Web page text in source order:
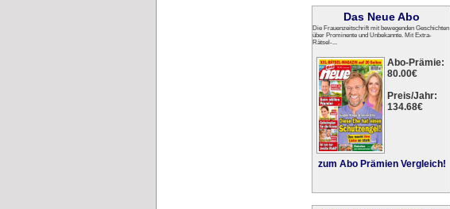
Das Neue Abo
Die Frauenzeitschrift mit bewegenden Geschichten
über Prominente und Unbekannte. Mit Extra-
Rätsel-...
Abo-Prämie:
80.00€
Preis/Jahr:
134.68€
zum Abo Prämien Vergleich!